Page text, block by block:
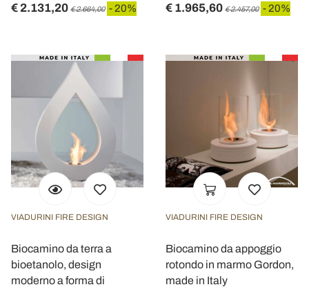
€ 2.131,20 € 2.664,00 - 20% € 1.965,60 € 2.457,00 - 20%
VIADURINI FIRE DESIGN
Biocamino da terra a
bioetanolo, design
moderno a forma di
VIADURINI FIRE DESIGN
Biocamino da appoggio
rotondo in marmo Gordon,
made in Italy